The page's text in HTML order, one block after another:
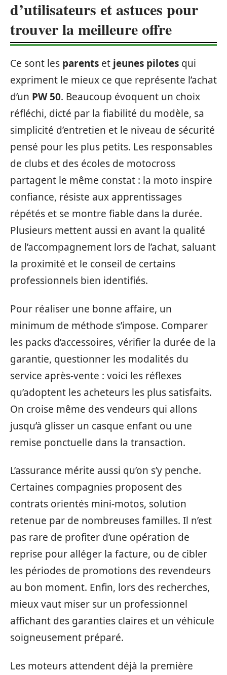
d’utilisateurs et astuces pour
trouver la meilleure offre
Ce sont les parents et jeunes pilotes qui
expriment le mieux ce que représente l’achat
d’un PW 50. Beaucoup évoquent un choix
réfléchi, dicté par la fiabilité du modèle, sa
simplicité d’entretien et le niveau de sécurité
pensé pour les plus petits. Les responsables
de clubs et des écoles de motocross
partagent le même constat : la moto inspire
confiance, résiste aux apprentissages
répétés et se montre fiable dans la durée.
Plusieurs mettent aussi en avant la qualité
de l’accompagnement lors de l’achat, saluant
la proximité et le conseil de certains
professionnels bien identifiés.
Pour réaliser une bonne affaire, un
minimum de méthode s’impose. Comparer
les packs d’accessoires, vérifier la durée de la
garantie, questionner les modalités du
service après-vente : voici les réflexes
qu’adoptent les acheteurs les plus satisfaits.
On croise même des vendeurs qui allons
jusqu’à glisser un casque enfant ou une
remise ponctuelle dans la transaction.
L’assurance mérite aussi qu’on s’y penche.
Certaines compagnies proposent des
contrats orientés mini-motos, solution
retenue par de nombreuses familles. Il n’est
pas rare de profiter d’une opération de
reprise pour alléger la facture, ou de cibler
les périodes de promotions des revendeurs
au bon moment. Enfin, lors des recherches,
mieux vaut miser sur un professionnel
affichant des garanties claires et un véhicule
soigneusement préparé.
Les moteurs attendent déjà la première